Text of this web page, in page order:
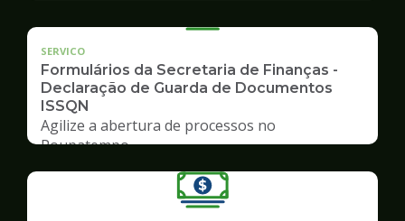
SERVICO
Formulários da Secretaria de Finanças -
Declaração de Guarda de Documentos
ISSQN
Agilize a abertura de processos no
Poupatempo